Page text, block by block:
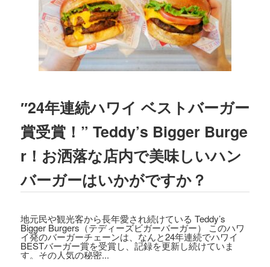
横浜ワールドポーターズ店がプレオープ
ンしました。
2023.08.09
日之出出版「Fine 2023年9月号」にて、テ
ディーズビガーバーガー原宿表参道店が
2023.08.02
TBSテレビ
「ラヴィット!」
にて、TEDD
Y'S BIGGER BURGERS表参道店の「 ギ
ガモンスターバーガー
」が紹介されまし
た。
2023.07.15
文藝春秋「CREA 2023年夏号」にて、TE
スターバーガー宅配セット」が紹介され
ました。
2023.07.07
″24年連続ハワイ ベストバーガー
賞受賞！” Teddy’s Bigger Burge
r！お洒落な店内で美味しいハン
バーガーはいかがですか？
地元民や観光客から長年愛され続けている Teddy’s
Bigger Burgers（テディーズビガーバーガー） このハワ
イ発のバーガーチェーンは、なんと24年連続でハワイ
BESTバーガー賞を受賞し、記録を更新し続けていま
す。その人気の秘密...